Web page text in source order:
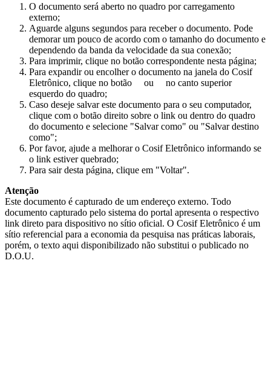
O documento será aberto no quadro por carregamento
externo;
Aguarde alguns segundos para receber o documento. Pode
demorar um pouco de acordo com o tamanho do documento e
dependendo da banda da velocidade da sua conexão;
Para imprimir, clique no botão correspondente nesta página;
Para expandir ou encolher o documento na janela do Cosif
Eletrônico, clique no botão
ou
no canto superior
esquerdo do quadro;
Caso deseje salvar este documento para o seu computador,
clique com o botão direito sobre o link ou dentro do quadro
do documento e selecione "Salvar como" ou "Salvar destino
como";
Por favor, ajude a melhorar o Cosif Eletrônico informando se
o link estiver quebrado;
Para sair desta página, clique em "Voltar".
Atenção
Este documento é capturado de um endereço externo. Todo
documento capturado pelo sistema do portal apresenta o respectivo
link direto para dispositivo no sítio oficial. O Cosif Eletrônico é um
sítio referencial para a economia da pesquisa nas práticas laborais,
porém, o texto aqui disponibilizado não substitui o publicado no
D.O.U.